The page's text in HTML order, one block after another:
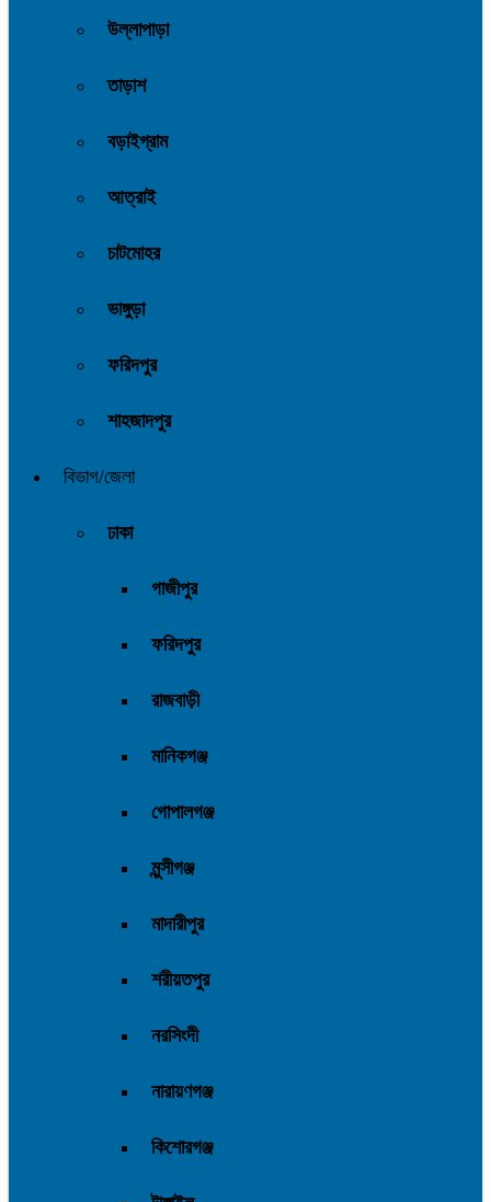
উল্লাপাড়া
তাড়াশ
বড়াইগ্রাম
আত্রাই
চাটমোহর
ভাঙ্গুড়া
ফরিদপুর
শাহজাদপুর
বিভাগ/জেলা
ঢাকা
গাজীপুর
ফরিদপুর
রাজবাড়ী
মানিকগঞ্জ
গোপালগঞ্জ
মুন্সীগঞ্জ
মাদারীপুর
শরীয়তপুর
নরসিংদী
নারায়ণগঞ্জ
কিশোরগঞ্জ